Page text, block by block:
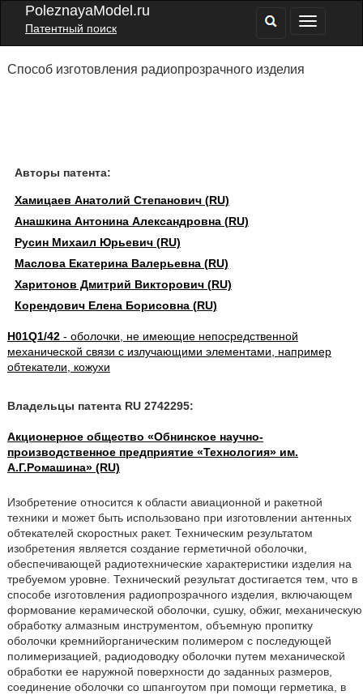
PoleznayaModel.ru
Патентный поиск
Способ изготовления радиопрозрачного изделия
Авторы патента:
Хамицаев Анатолий Степанович (RU)
Анашкина Антонина Александровна (RU)
Русин Михаил Юрьевич (RU)
Маслова Екатерина Валерьевна (RU)
Харитонов Дмитрий Викторович (RU)
Корендович Елена Борисовна (RU)
H01Q1/42- оболочки, не имеющие непосредственной
механической связи с излучающими элементами, например
обтекатели, кожухи
Владельцы патента RU 2742295:
Акционерное общество «Обнинское научно-
производственное предприятие «Технология» им.
А.Г.Ромашина» (RU)
Изобретение относится к области авиационной и ракетной
техники и может быть использовано при изготовлении антенных
обтекателей скоростных ракет. Техническим результатом
изобретения является создание герметичной оболочки,
обеспечивающей радиотехнические характеристики изделия на
требуемом уровне. Технический результат достигается тем, что в
способе изготовления радиопрозрачного изделия, включающем
формование керамической оболочки, сушку, обжиг, механическую
обработку алмазным инструментом, объемную пропитку
оболочки кремнийорганическим полимером с последующей
полимеризацией, радиодоводку оболочки путем механической
обработки ее наружной поверхности до заданных размеров,
соединение оболочки со шпангоутом при помощи герметика, в